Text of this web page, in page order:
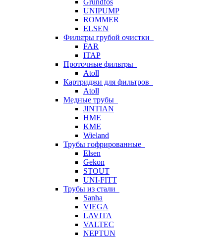
Grundfos
UNIPUMP
ROMMER
ELSEN
Фильтры грубой очистки
FAR
ITAP
Проточные фильтры
Atoll
Картриджи для фильтров
Atoll
Медные трубы
JINTIAN
HME
KME
Wieland
Трубы гофрированные
Elsen
Gekon
STOUT
UNI-FITT
Трубы из стали
Sanha
VIEGA
LAVITA
VALTEC
NEPTUN